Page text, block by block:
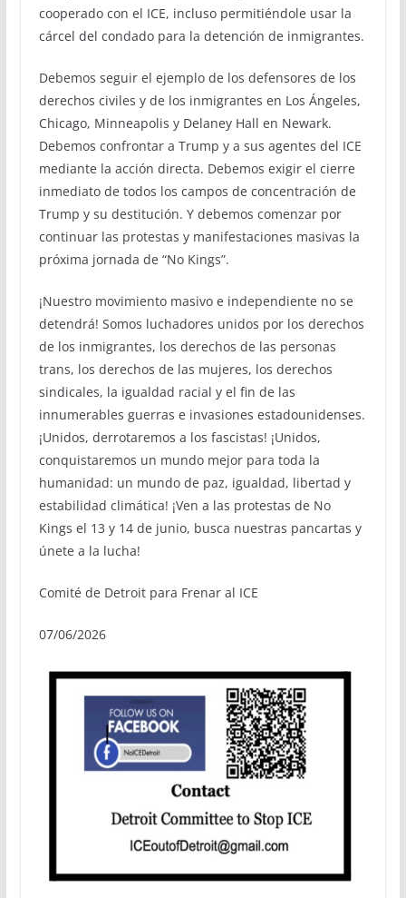
cooperado con el ICE, incluso permitiéndole usar la
cárcel del condado para la detención de inmigrantes.
Debemos seguir el ejemplo de los defensores de los
derechos civiles y de los inmigrantes en Los Ángeles,
Chicago, Minneapolis y Delaney Hall en Newark.
Debemos confrontar a Trump y a sus agentes del ICE
mediante la acción directa. Debemos exigir el cierre
inmediato de todos los campos de concentración de
Trump y su destitución. Y debemos comenzar por
continuar las protestas y manifestaciones masivas la
próxima jornada de “No Kings”.
¡Nuestro movimiento masivo e independiente no se
detendrá! Somos luchadores unidos por los derechos
de los inmigrantes, los derechos de las personas
trans, los derechos de las mujeres, los derechos
sindicales, la igualdad racial y el fin de las
innumerables guerras e invasiones estadounidenses.
¡Unidos, derrotaremos a los fascistas! ¡Unidos,
conquistaremos un mundo mejor para toda la
humanidad: un mundo de paz, igualdad, libertad y
estabilidad climática! ¡Ven a las protestas de No
Kings el 13 y 14 de junio, busca nuestras pancartas y
únete a la lucha!
Comité de Detroit para Frenar al ICE
07/06/2026